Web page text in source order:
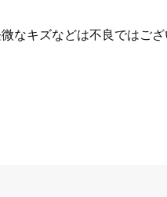
なキズなどは不良ではござ